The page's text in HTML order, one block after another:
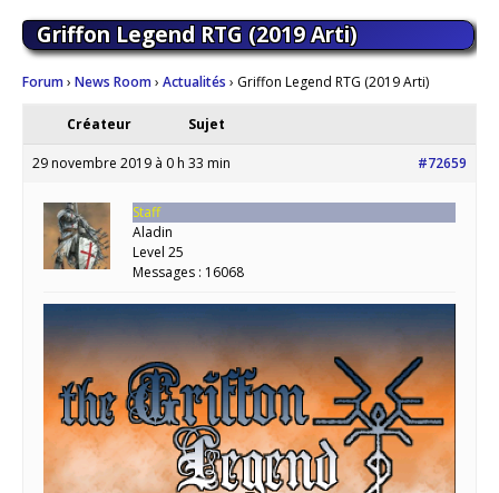
Griffon Legend RTG (2019 Arti)
Forum› News Room› Actualités › Griffon Legend RTG (2019 Arti)
Créateur Sujet
29 novembre 2019 à 0 h 33 min #72659
Staff
Aladin
Level 25
Messages : 16068